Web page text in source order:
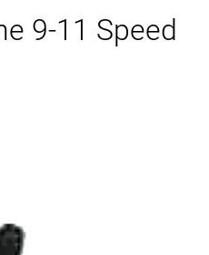
9-11 Speed